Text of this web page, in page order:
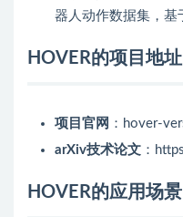
器人动作数据集，基
HOVER的项目地址
项目官网 ：hover-
arXiv技术论文 ：
HOVER的应用场景